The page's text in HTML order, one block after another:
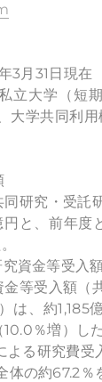
3月31日現在
立大学（短
大学共同利
研究・受託
と、前年度
究資金等受入
等受入額（
は、約1,185
％増）した
よる研究費受
体の約67.2％